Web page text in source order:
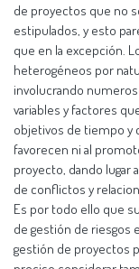
de proyectos que no
estipulados, y esto
que en la excepción.
heterogéneos por
involucrando
variables y factores
objetivos de tiempo y
favorecen ni al
proyecto, dando lugar
de conflictos y
Es por todo ello que
de gestión de riesgos
gestión de proyectos